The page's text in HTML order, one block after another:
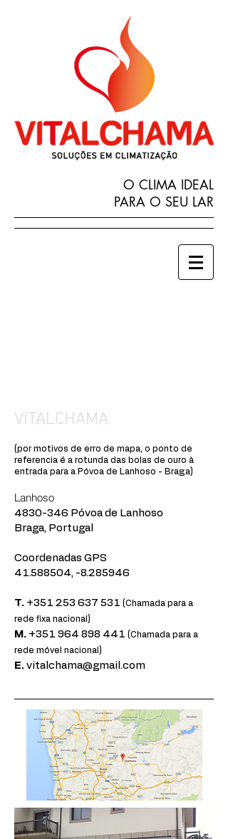
O CLIMA IDEAL
PARA O SEU LAR
VITALCHAMA
(por motivos de erro de mapa, o ponto de
referencia é a rotunda das bolas de ouro à
entrada para a Póvoa de Lanhoso - Braga)
Lanhoso
4830-346 Póvoa de Lanhoso
Braga, Portugal
Coordenadas GPS
41.588504, -8.285946
T. +351 253 637 531 (Chamada para a
rede fixa nacional)
M. +351 964 898 441 (Chamada para a
rede móvel nacional)
E. vitalchama@gmail.com